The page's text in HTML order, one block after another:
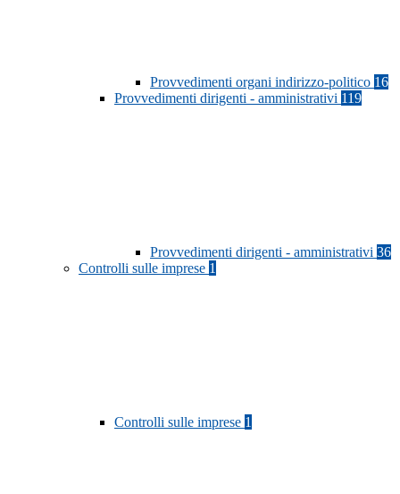
Provvedimenti organi indirizzo-politico 16
Provvedimenti dirigenti - amministrativi 119
Provvedimenti dirigenti - amministrativi 36
Controlli sulle imprese 1
Controlli sulle imprese 1